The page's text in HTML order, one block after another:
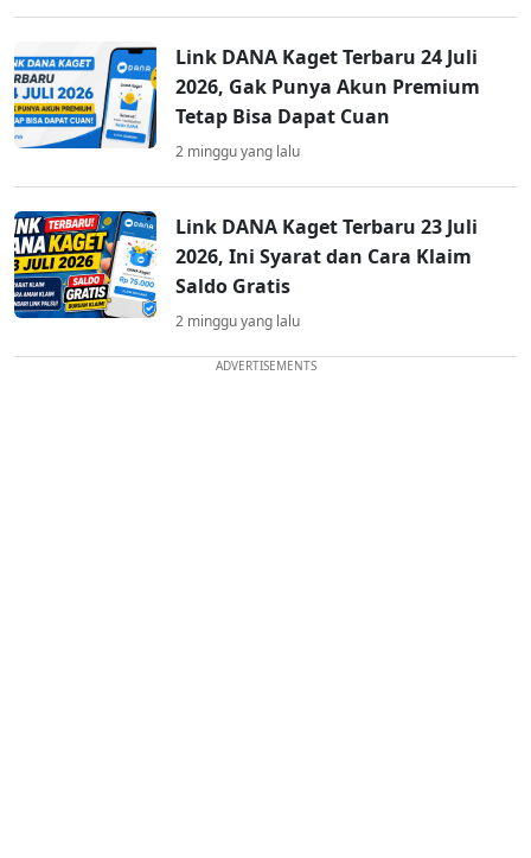
Link DANA Kaget Terbaru 24 Juli
2026, Gak Punya Akun Premium
Tetap Bisa Dapat Cuan
2 minggu yang lalu
Link DANA Kaget Terbaru 23 Juli
2026, Ini Syarat dan Cara Klaim
Saldo Gratis
2 minggu yang lalu
ADVERTISEMENTS